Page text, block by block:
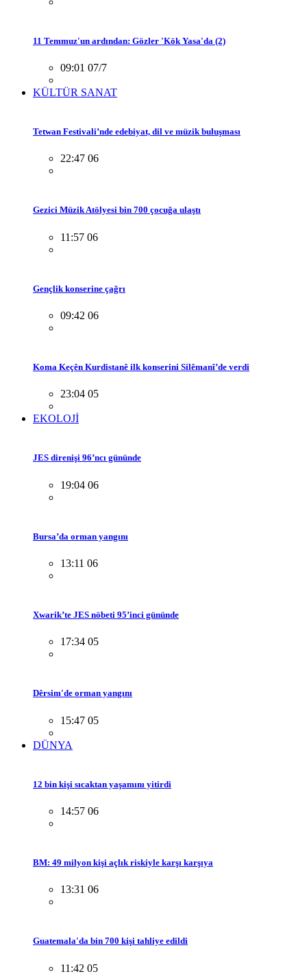
11 Temmuz'un ardından: Gözler 'Kök Yasa'da (2)
09:01 07/7
KÜLTÜR SANAT
Tetwan Festivali’nde edebiyat, dil ve müzik buluşması
22:47 06
Gezici Müzik Atölyesi bin 700 çocuğa ulaştı
11:57 06
Gençlik konserine çağrı
09:42 06
Koma Keçên Kurdistanê ilk konserini Silêmanî’de verdi
23:04 05
EKOLOJİ
JES direnişi 96’ncı gününde
19:04 06
Bursa’da orman yangını
13:11 06
Xwarik’te JES nöbeti 95’inci gününde
17:34 05
Dêrsim'de orman yangını
15:47 05
DÜNYA
12 bin kişi sıcaktan yaşamını yitirdi
14:57 06
BM: 49 milyon kişi açlık riskiyle karşı karşıya
13:31 06
Guatemala'da bin 700 kişi tahliye edildi
11:42 05